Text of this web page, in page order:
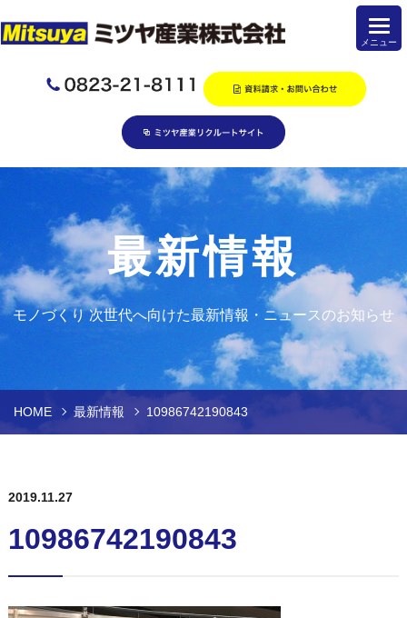
最新情報
モノづくり 次世代へ向けた最新情報・ニュースのお知らせ
HOME 最新情報 10986742190843
2019.11.27
10986742190843